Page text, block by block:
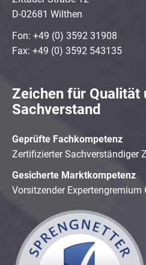
D-02681 Wilthen
Fon: +49 (0) 3592 31908
Fax: +49 (0) 3592 543135
Zeichen für Qualität
Sachverstand
Geprüfte Fachkompetenz
Zertifizierter Sachverständiger
Gesicherte Marktkompetenz
Vorsitzender Expertengremium